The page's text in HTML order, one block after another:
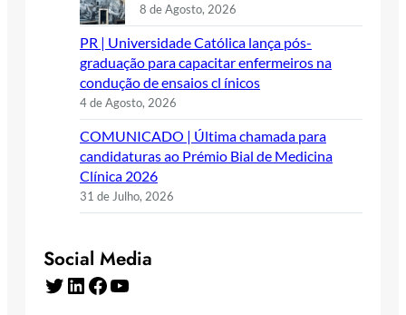
8 de Agosto, 2026
PR | Universidade Católica lança pós-
graduação para capacitar enfermeiros na
condução de ensaios cl ínicos
4 de Agosto, 2026
COMUNICADO | Última chamada para
candidaturas ao Prémio Bial de Medicina
Clínica 2026
31 de Julho, 2026
Social Media
Twitter LinkedIn Facebook YouTube